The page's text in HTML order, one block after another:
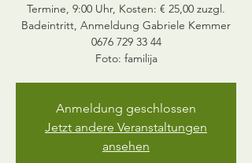
Termine, 9:00 Uhr, Kosten: € 25,00 zuzgl.
Badeintritt, Anmeldung Gabriele Kemmer
0676 729 33 44
Foto: familija
Anmeldung geschlossen
Jetzt andere Veranstaltungen
ansehen